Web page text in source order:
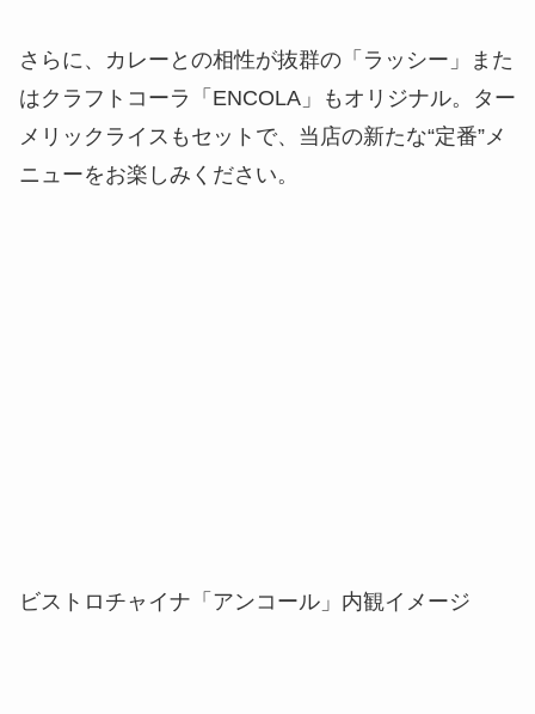
さらに、カレーとの相性が抜群の「ラッシー」また
はクラフトコーラ「ENCOLA」もオリジナル。ター
メリックライスもセットで、当店の新たな“定番”メ
ニューをお楽しみください。
ビストロチャイナ「アンコール」内観イメージ